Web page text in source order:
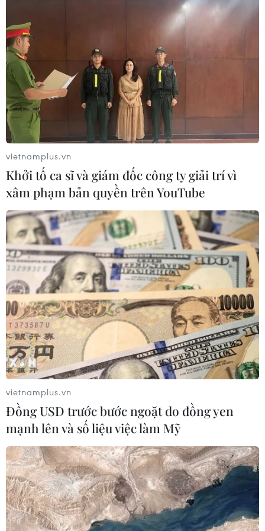
#Dự trữ lương thực #Quân đội Syria
#Aleppo
#Phiến quân Syria
#Tổ chức Giám sát Nhân quyền Syria
#Người tị nạn Syria
Syria
Theo dõi VietnamPlus
TIN LIÊN QUAN
vietnamplus.vn
Khởi tố ca sĩ và giám đốc công ty giải trí vì
xâm phạm bản quyền trên YouTube
vietnamplus.vn
Đồng USD trước bước ngoặt do đồng yen
mạnh lên và số liệu việc làm Mỹ